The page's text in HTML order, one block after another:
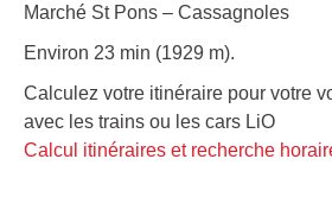
Marché St Pons – Cassagnoles
Environ 23 min (1929 m).
Calculez votre itinéraire pour votre
avec les trains ou les cars LiO
Calcul itinéraires et recherche